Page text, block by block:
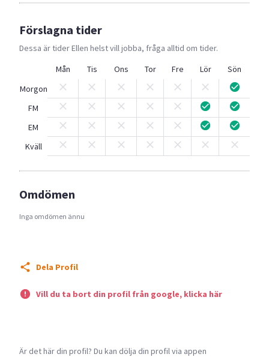
Förslagna tider
Dessa är tiderEllen helst vill jobba, fråga alltid om tider.
Mån
Tis Ons Tor Fre Lör
Sön
Morgon
FM
EM
Kväll
Omdömen
Inga omdömen ännu
Dela Profil
Vill du ta bort din profil från google, klicka här
Är det här din profil? Du kan dölja din profil via appen